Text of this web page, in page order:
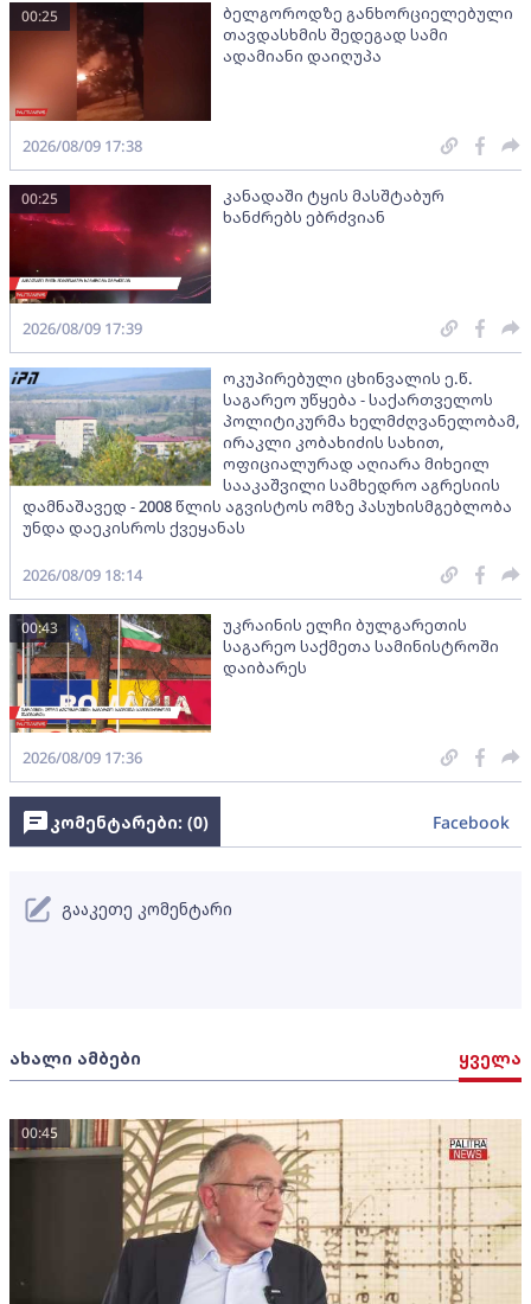
ბელგოროდზე განხორციელებული
თავდასხმის შედეგად სამი
ადამიანი დაიღუპა
00:25
2026/08/09 17:38
კანადაში ტყის მასშტაბურ
ხანძრებს ებრძვიან
00:25
2026/08/09 17:39
ოკუპირებული ცხინვალის ე.წ.
საგარეო უწყება - საქართველოს
პოლიტიკურმა ხელმძღვანელობამ,
ირაკლი კობახიძის სახით,
ოფიციალურად აღიარა მიხეილ
სააკაშვილი სამხედრო აგრესიის
დამნაშავედ - 2008 წლის აგვისტოს ომზე პასუხისმგებლობა
უნდა დაეკისროს ქვეყანას
2026/08/09 18:14
უკრაინის ელჩი ბულგარეთის
საგარეო საქმეთა სამინისტროში
დაიბარეს
00:43
2026/08/09 17:36
ახალი ამბები ყველა
00:45
კომენტარები: (0) Facebook
გააკეთე კომენტარი